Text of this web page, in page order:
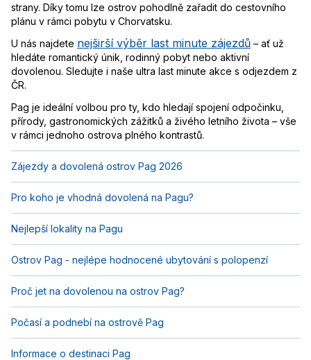
strany. Díky tomu lze ostrov pohodlně zařadit do cestovního
plánu v rámci pobytu v Chorvatsku.
U nás najdete nejširší výběr last minute zájezdů – ať už
hledáte romantický únik, rodinný pobyt nebo aktivní
dovolenou. Sledujte i naše ultra last minute akce s odjezdem z
ČR.
Pag je ideální volbou pro ty, kdo hledají spojení odpočinku,
přírody, gastronomických zážitků a živého letního života – vše
v rámci jednoho ostrova plného kontrastů.
Zájezdy a dovolená ostrov Pag 2026
Pro koho je vhodná dovolená na Pagu?
Nejlepší lokality na Pagu
Ostrov Pag - nejlépe hodnocené ubytování s polopenzí
Proč jet na dovolenou na ostrov Pag?
Počasí a podnebí na ostrově Pag
Informace o destinaci Pag